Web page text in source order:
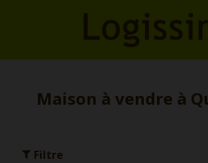
Maison à vendre à
Filtre